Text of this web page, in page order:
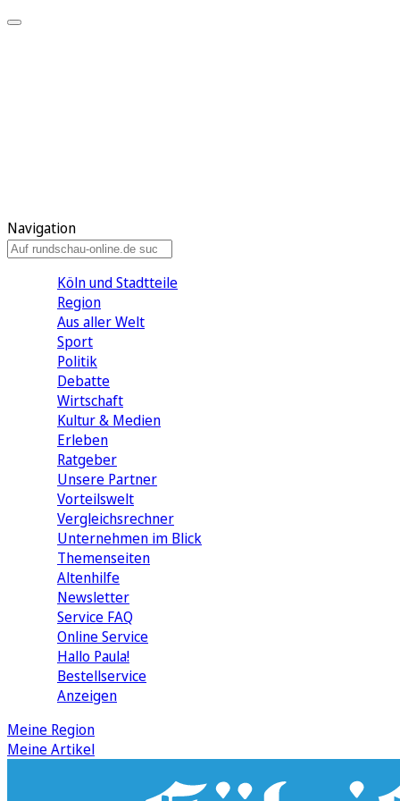
Navigation
Köln und Stadtteile
Region
Aus aller Welt
Sport
Politik
Debatte
Wirtschaft
Kultur & Medien
Erleben
Ratgeber
Unsere Partner
Vorteilswelt
Vergleichsrechner
Unternehmen im Blick
Themenseiten
Altenhilfe
Newsletter
Service FAQ
Online Service
Hallo Paula!
Bestellservice
Anzeigen
Meine Region
Meine Artikel